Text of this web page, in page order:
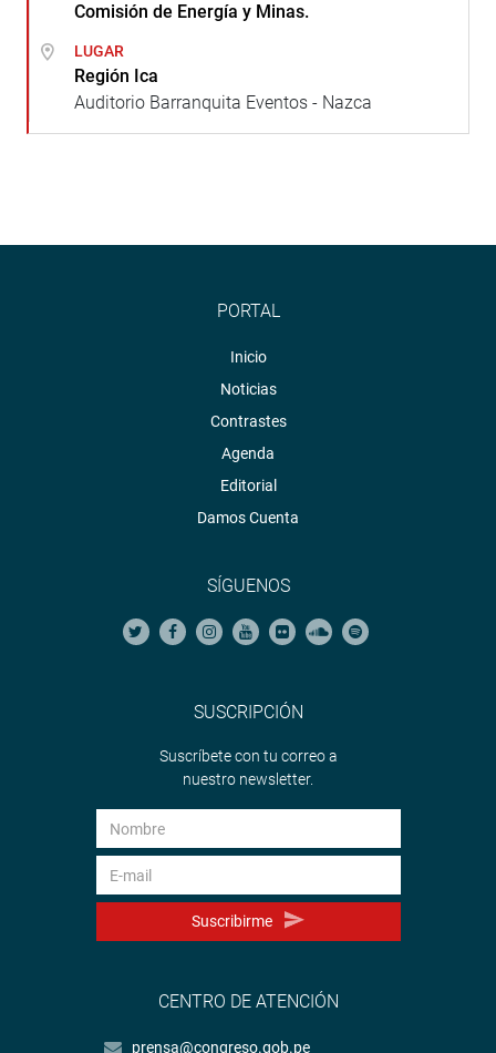
Comisión de Energía y Minas.
LUGAR
Región Ica
Auditorio Barranquita Eventos - Nazca
PORTAL
Inicio
Noticias
Contrastes
Agenda
Editorial
Damos Cuenta
SÍGUENOS
SUSCRIPCIÓN
Suscríbete con tu correo a
nuestro newsletter.
Suscribirme
CENTRO DE ATENCIÓN
prensa@congreso.gob.pe